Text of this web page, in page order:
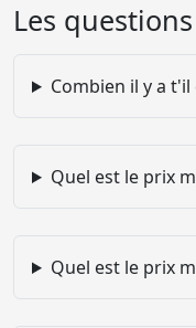
Les
Combien il y a t'il
Quel est le prix
Quel est le prix